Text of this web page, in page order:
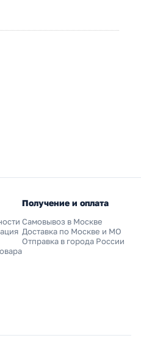
Получение и оплата
Самовывоз в Москве
Доставка по Москве и МО
Отправка в города России